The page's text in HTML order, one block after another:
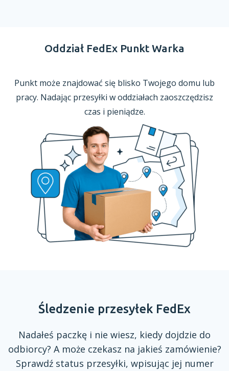
Oddział FedEx Punkt Warka
Punkt może znajdować się blisko Twojego domu lub
pracy. Nadając przesyłki w oddziałach zaoszczędzisz
czas i pieniądze.
Śledzenie przesyłek FedEx
Nadałeś paczkę i nie wiesz, kiedy dojdzie do
odbiorcy? A może czekasz na jakieś zamówienie?
Sprawdź status przesyłki, wpisując jej numer